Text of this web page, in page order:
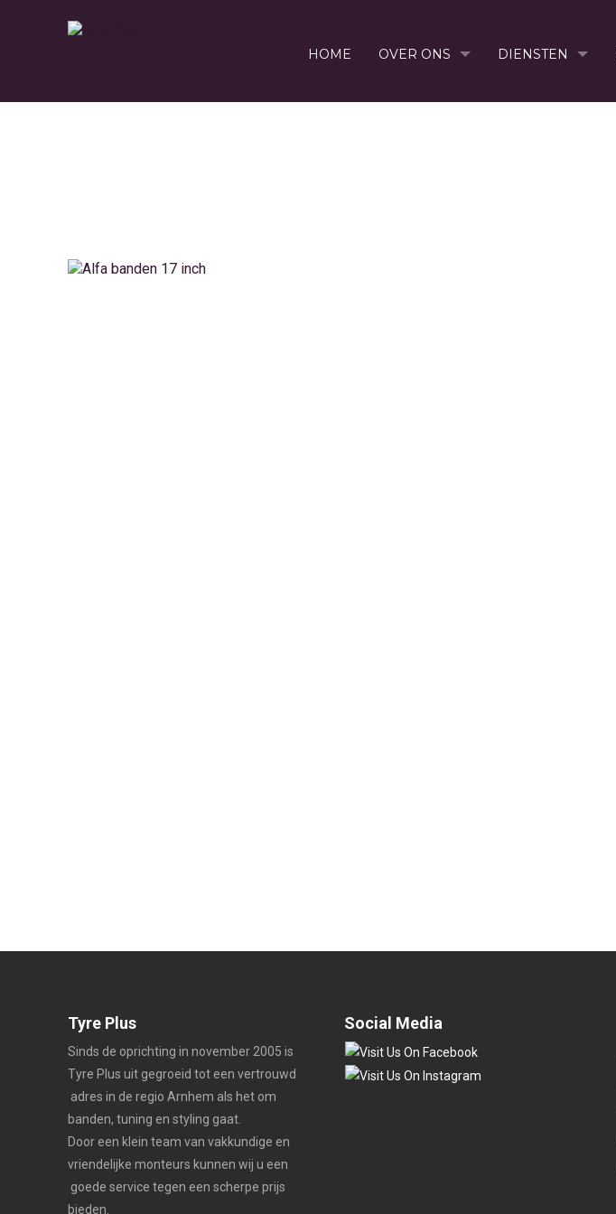
HOME OVER ONS DIENSTEN
Tyre Plus
Sinds de oprichting in november 2005 is
Tyre Plus uit gegroeid tot een vertrouwd
adres in de regio Arnhem als het om
banden, tuning en styling gaat.
Door een klein team van vakkundige en
vriendelijke monteurs kunnen wij u een
goede service tegen een scherpe prijs
bieden.
Social Media